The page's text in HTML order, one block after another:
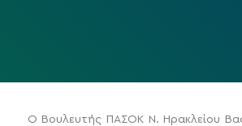
Ο Βουλευτής ΠΑΣΟΚ Ν. Ηρακλείου